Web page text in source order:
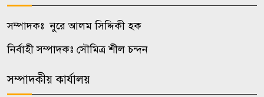
উদ্ধার, অধিকাংশই বাংলাদেশি
১০ লাখে কিডনি বিক্রির পর
৯
সম্পাদকঃ নুরে আলম সিদ্দিকী হক
নির্বাহী সম্পাদকঃ সৌমিত্র শীল চন্দন
সম্পাদকীয় কার্যালয়